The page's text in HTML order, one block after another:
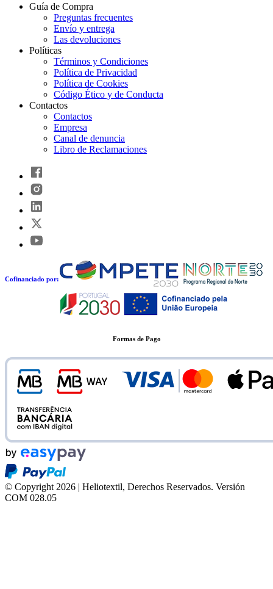
Guía de Compra
Preguntas frecuentes
Envío y entrega
Las devoluciones
Políticas
Términos y Condiciones
Política de Privacidad
Política de Cookies
Código Ético y de Conducta
Contactos
Contactos
Empresa
Canal de denuncia
Libro de Reclamaciones
Cofinanciado por:
Formas de Pago
© Copyright 2026 | Heliotextil, Derechos Reservados. Versión
COM 028.05